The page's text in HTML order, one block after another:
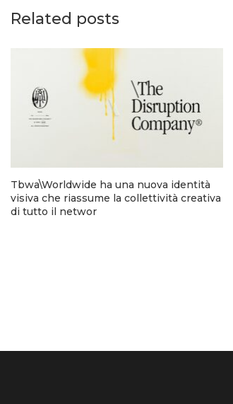
Related posts
Tbwa\Worldwide ha una nuova identità
visiva che riassume la collettività creativa
di tutto il networ